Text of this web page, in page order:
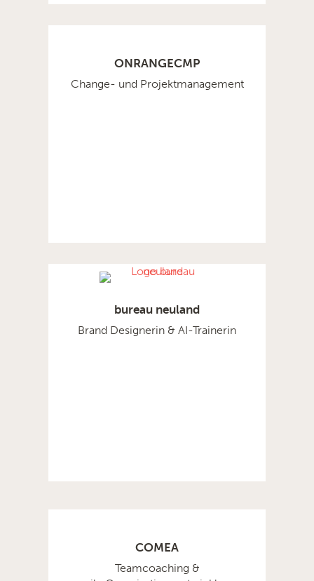
ONRANGECMP
Change- und Projektmanagement
bureau neuland
Brand Designerin & AI-Trainerin
COMEA
Teamcoaching &